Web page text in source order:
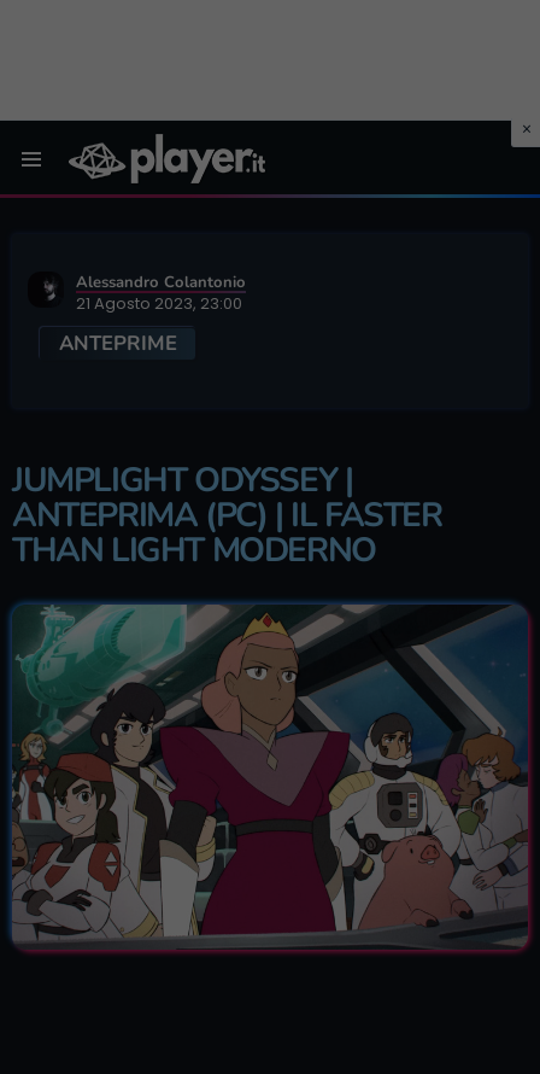
Alessandro Colantonio
21 Agosto 2023, 23:00
ANTEPRIME
JUMPLIGHT ODYSSEY |
ANTEPRIMA (PC) | IL FASTER
THAN LIGHT MODERNO